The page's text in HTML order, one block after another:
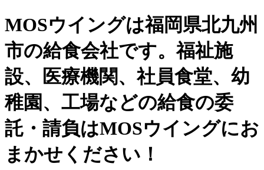
MOSウイングは福岡県北九州
市の給食会社です。福祉施
設、医療機関、社員食堂、幼
稚園、工場などの給食の委
託・請負はMOSウイングにお
まかせください！